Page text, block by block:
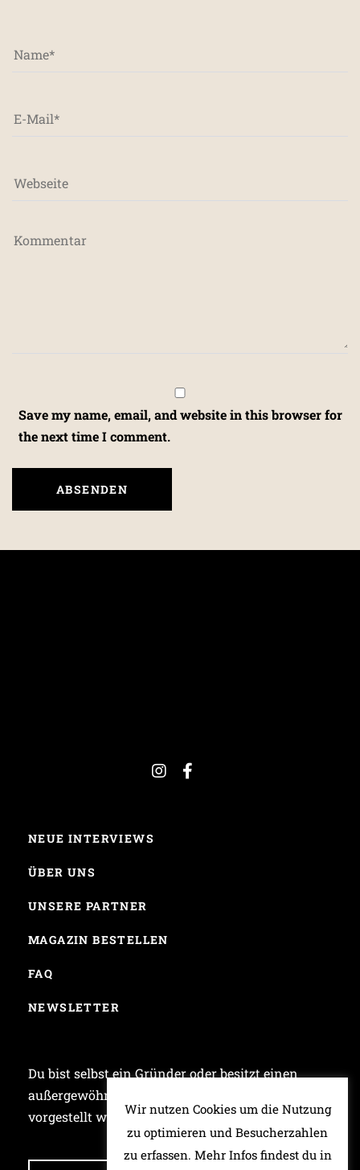
Save my name, email, and website in this browser for
the next time I comment.
NEUE INTERVIEWS
ÜBER UNS
UNSERE PARTNER
MAGAZIN BESTELLEN
FAQ
NEWSLETTER
Du bist selbst ein Gründer oder besitzt einen
außergewöhnlichen Laden und möchtest bei uns
vorgestellt werden? Dann schreib uns!
Wir nutzen Cookies um die Nutzung
zu optimieren und Besucherzahlen
zu erfassen. Mehr Infos findest du in